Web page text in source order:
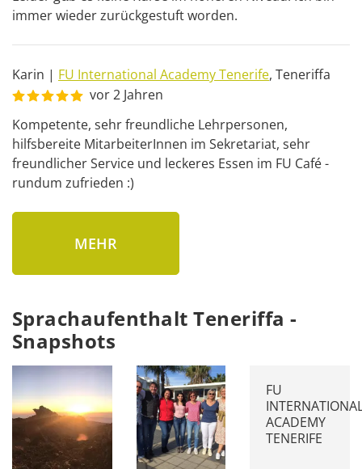
immer wieder zurückgestuft worden.
Karin | FU International Academy Tenerife, Teneriffa
vor 2 Jahren
Kompetente, sehr freundliche Lehrpersonen,
hilfsbereite MitarbeiterInnen im Sekretariat, sehr
freundlicher Service und leckeres Essen im FU Café -
rundum zufrieden :)
MEHR
Sprachaufenthalt Teneriffa -
Snapshots
FU
ACADEMY
TENERIFE